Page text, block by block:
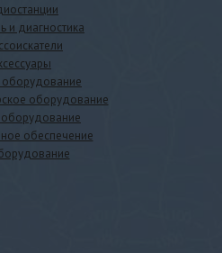
и диагностика
оборудование
обеспечение